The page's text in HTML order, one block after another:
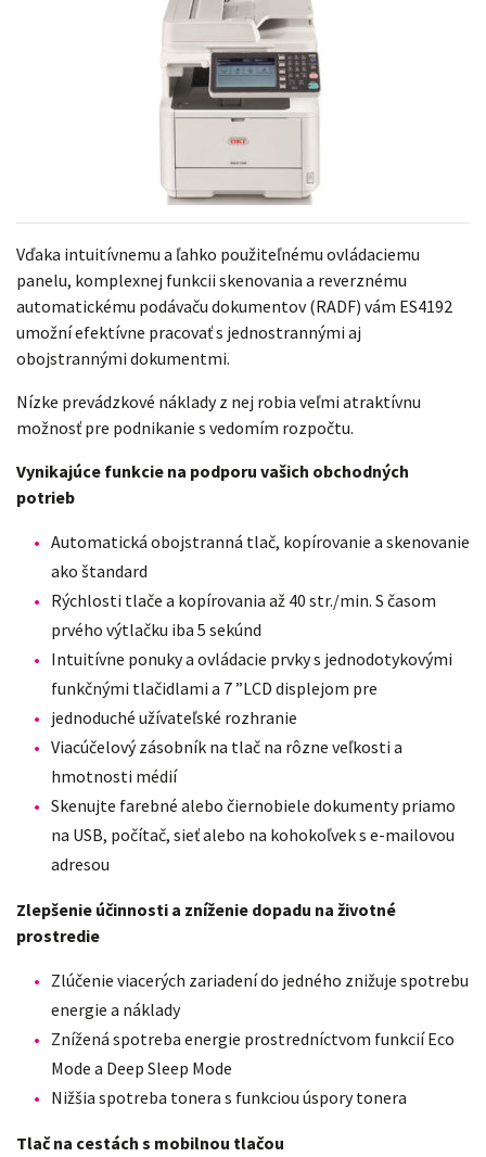
Vďaka intuitívnemu a ľahko použiteľnému ovládaciemu
panelu, komplexnej funkcii skenovania a reverznému
automatickému podávaču dokumentov (RADF) vám ES4192
umožní efektívne pracovať s jednostrannými aj
obojstrannými dokumentmi.
Nízke prevádzkové náklady z nej robia veľmi atraktívnu
možnosť pre podnikanie s vedomím rozpočtu.
Vynikajúce funkcie na podporu vašich obchodných
potrieb
Automatická obojstranná tlač, kopírovanie a skenovanie
ako štandard
Rýchlosti tlače a kopírovania až 40 str./min. S časom
prvého výtlačku iba 5 sekúnd
Intuitívne ponuky a ovládacie prvky s jednodotykovými
funkčnými tlačidlami a 7 ”LCD displejom pre
jednoduché užívateľské rozhranie
Viacúčelový zásobník na tlač na rôzne veľkosti a
hmotnosti médií
Skenujte farebné alebo čiernobiele dokumenty priamo
na USB, počítač, sieť alebo na kohokoľvek s e-mailovou
adresou
Zlepšenie účinnosti a zníženie dopadu na životné
prostredie
Zlúčenie viacerých zariadení do jedného znižuje spotrebu
energie a náklady
Znížená spotreba energie prostredníctvom funkcií Eco
Mode a Deep Sleep Mode
Nižšia spotreba tonera s funkciou úspory tonera
Tlač na cestách s mobilnou tlačou